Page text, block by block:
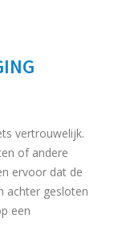
vertrouwelijk.
of andere
ervoor dat de
achter gesloten
een